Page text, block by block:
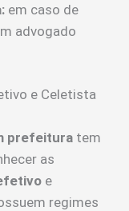
em caso de
advogado
e Celetista
prefeitura tem
as
e
regimes